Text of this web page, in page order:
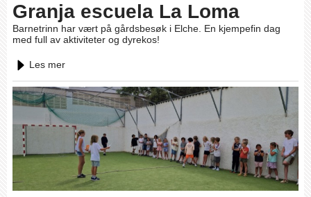
Granja escuela La Loma
Barnetrinn har vært på gårdsbesøk i Elche. En kjempefin dag
med full av aktiviteter og dyrekos!
Les mer